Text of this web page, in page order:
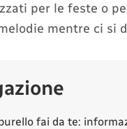
per le feste o
mentre ci si
fai da te: